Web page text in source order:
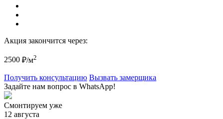
Акция закончится через:
2500 ₽/м2
Получить консультацию Вызвать замерщика
Задайте нам вопрос в WhatsApp!
Смонтируем уже
12 августа